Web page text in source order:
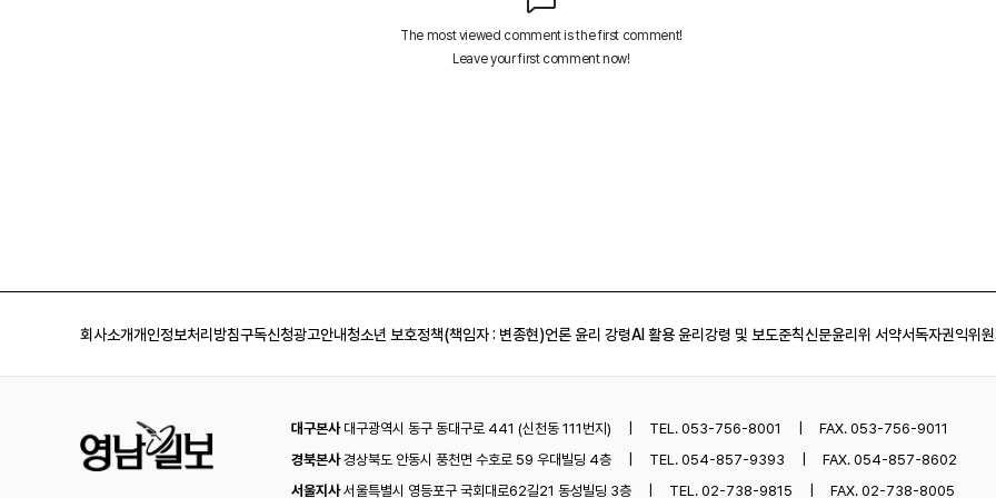
회사소개개인정보처리방침구독신청광고안내청소년 보호정책(책임자 : 변종현)언론 윤리 강령AI 활용 윤리강령 및 보도준칙신문윤리위 서약서독자권익위
대구본사대구광역시 동구 동대구로 441 (신천동 111번지) TEL. 053-756-8001
FAX. 053-756-9011
경북본사경상북도 안동시 풍천면 수호로 59 우대빌딩 4층 TEL. 054-857-9393
FAX. 054-857-8602
서울지사서울특별시 영등포구 국회대로62길21 동성빌딩 3층 TEL. 02-738-9815 FAX. 02-738-8005